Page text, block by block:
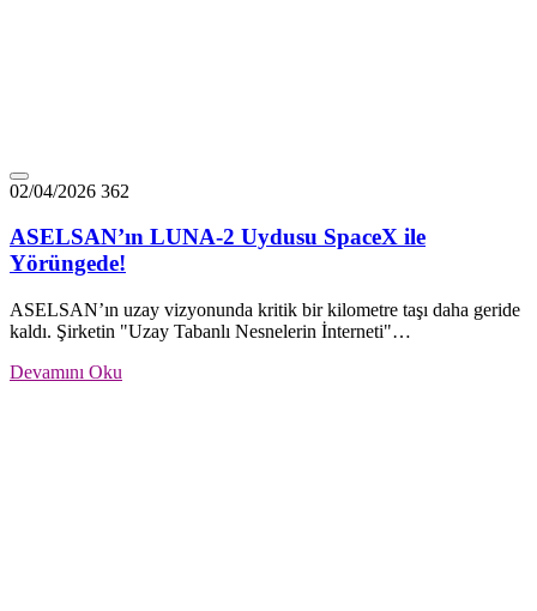
02/04/2026 362
ASELSAN’ın LUNA-2 Uydusu SpaceX ile
Yörüngede!
ASELSAN’ın uzay vizyonunda kritik bir kilometre taşı daha geride
kaldı. Şirketin "Uzay Tabanlı Nesnelerin İnterneti"…
Devamını Oku